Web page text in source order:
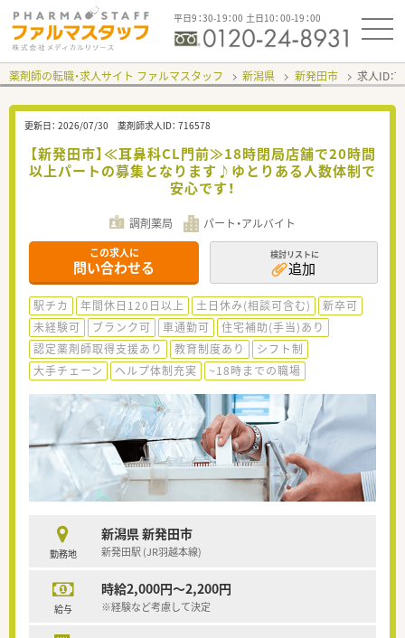
平日9：30-19：00 土日10：00-19：00
薬剤師の転職・求人サイト ファルマスタッフ 新潟県 新発田市 求人ID：
更新日： 2026/07/30 薬剤師求人ID： 716578
【新発田市】≪耳鼻科CL門前≫18時閉局店舗で20時間
以上パートの募集となります♪ゆとりある人数体制で
安心です！
調剤薬局 パート・アルバイト
この求人に
問い合わせる
検討リストに
追加
駅チカ 年間休日120日以上 土日休み(相談可含む)
新卒可
未経験可
ブランク可 車通勤可
住宅補助(手当)あり
認定薬剤師取得支援あり
教育制度あり
シフト制
大手チェーン
ヘルプ体制充実 ~18時までの職場
勤務地
新潟県 新発田市
新発田駅 (JR羽越本線)
給与
時給2,000円～2,200円
※経験など考慮して決定